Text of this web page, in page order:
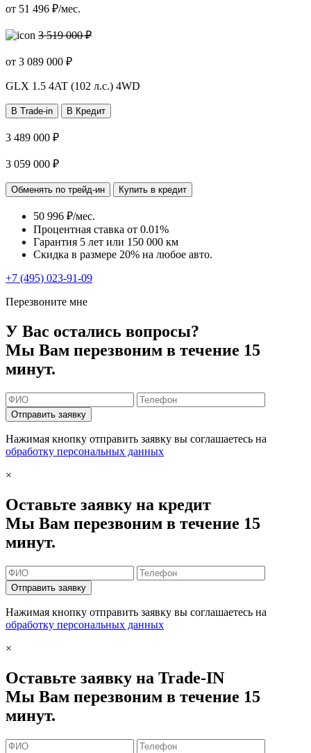
от 51 496 ₽/мес.
3 519 000 ₽
от 3 089 000 ₽
GLX 1.5 4AT (102 л.с.) 4WD
В Trade-in В Кредит
3 489 000 ₽
3 059 000 ₽
Обменять по трейд-ин Купить в кредит
50 996 ₽/мес.
Процентная ставка от 0.01%
Гарантия 5 лет или 150 000 км
Скидка в размере 20% на любое авто.
+7 (495) 023-91-09
Перезвоните мне
У Вас остались вопросы?
Мы Вам перезвоним в течение 15
минут.
Отправить заявку
Нажимая кнопку отправить заявку вы соглашаетесь на
обработку персональных данных
×
Оставьте заявку на кредит
Мы Вам перезвоним в течение 15
минут.
Отправить заявку
Нажимая кнопку отправить заявку вы соглашаетесь на
обработку персональных данных
×
Оставьте заявку на Trade-IN
Мы Вам перезвоним в течение 15
минут.